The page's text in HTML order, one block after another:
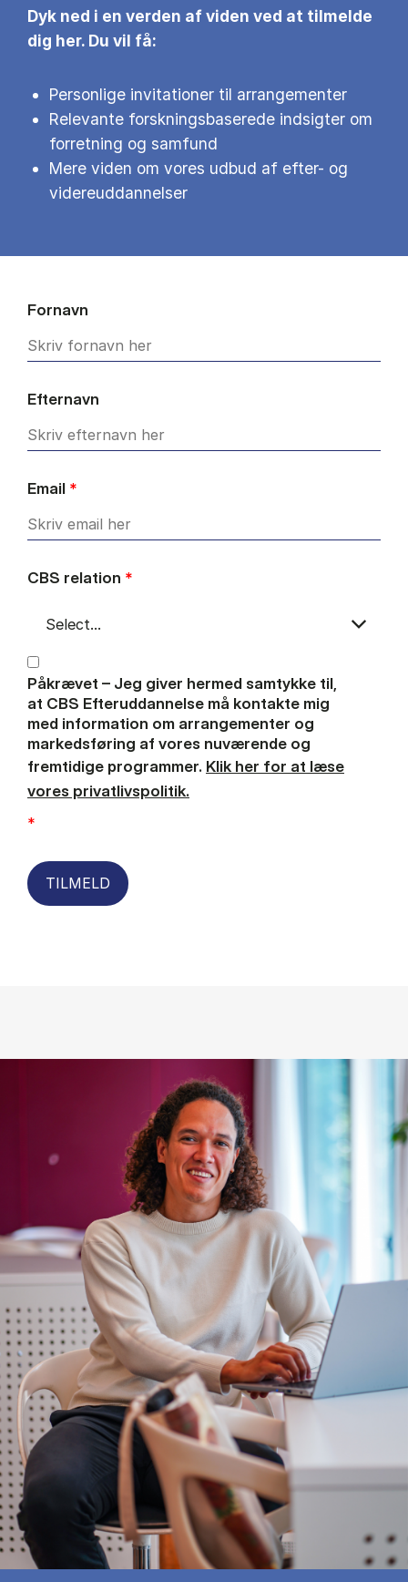
Dyk ned i en verden af viden ved at tilmelde
dig her. Du vil få:
Personlige invitationer til arrangementer
Relevante forskningsbaserede indsigter om
forretning og samfund
Mere viden om vores udbud af efter- og
videreuddannelser
Fornavn
Efternavn
Email *
CBS relation *
Påkrævet – Jeg giver hermed samtykke til,
at CBS Efteruddannelse må kontakte mig
med information om arrangementer og
markedsføring af vores nuværende og
fremtidige programmer. Klik her for at læse
vores privatlivspolitik.
*
TILMELD